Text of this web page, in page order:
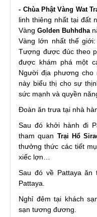
- Chùa Phật Vàng Wat
linh thiêng nhất tại đất
VàngGolden Buhhdha
Vàng lớn nhất thế
Tượng được đúc theo
được khám phá một
Người địa phương
này biểu thị cho sự
sức mạnh và quyền
Đoàn ăn trưa tại nhà
Sau đó khởi hành đi
tham quan Trại Hổ
thưởng thức các tiết
xiếc lợn…
Sau đó về Pattaya ăn
Pattaya.
Nghỉ đêm tại khách
sạn tương đương.